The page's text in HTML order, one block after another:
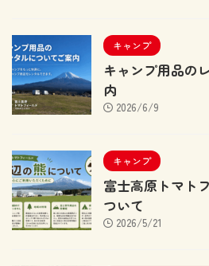
キャンプ
キャンプ用品の
内
2026/6/9
キャンプ
富士高原トマト
ついて
2026/5/21